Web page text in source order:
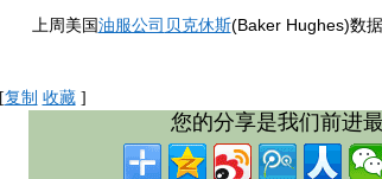
上周美国油服公司 贝克休斯(Baker Hughes)数
[复制 收藏]
您的分享是我们前进